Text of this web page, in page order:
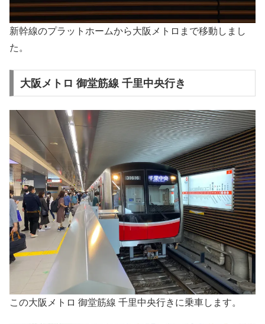
新幹線のプラットホームから大阪メトロまで移動しまし
た。
大阪メトロ 御堂筋線 千里中央行き
この大阪メトロ 御堂筋線 千里中央行きに乗車します。